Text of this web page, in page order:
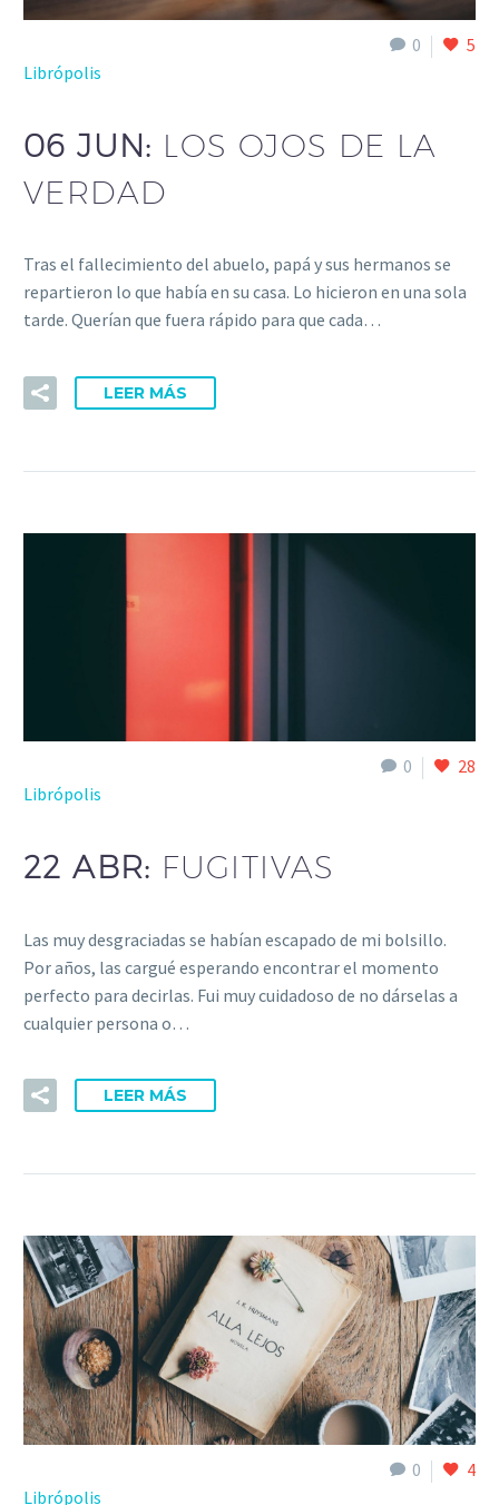
0
5
Librópolis
06 JUN: LOS OJOS DE LA
VERDAD
Tras el fallecimiento del abuelo, papá y sus hermanos se
repartieron lo que había en su casa. Lo hicieron en una sola
tarde. Querían que fuera rápido para que cada…
LEER MÁS
0
28
Librópolis
22 ABR: FUGITIVAS
Las muy desgraciadas se habían escapado de mi bolsillo.
Por años, las cargué esperando encontrar el momento
perfecto para decirlas. Fui muy cuidadoso de no dárselas a
cualquier persona o…
LEER MÁS
0
4
Librópolis